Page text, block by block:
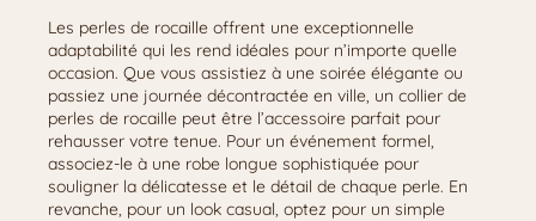
Les perles de rocaille offrent une exceptionnelle
adaptabilité qui les rend idéales pour n’importe quelle
occasion. Que vous assistiez à une soirée élégante ou
passiez une journée décontractée en ville, un collier de
perles de rocaille peut être l’accessoire parfait pour
rehausser votre tenue. Pour un événement formel,
associez-le à une robe longue sophistiquée pour
souligner la délicatesse et le détail de chaque perle. En
revanche, pour un look casual, optez pour un simple